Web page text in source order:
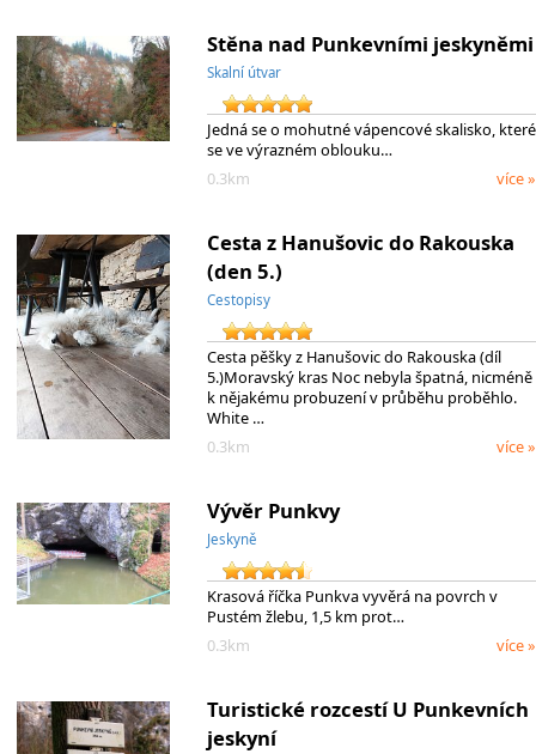
Stěna nad Punkevními jeskyněmi
Skalní útvar
Jedná se o mohutné vápencové skalisko, které
se ve výrazném oblouku…
0.3km
více »
Cesta z Hanušovic do Rakouska
(den 5.)
Cestopisy
Cesta pěšky z Hanušovic do Rakouska (díl
5.)Moravský kras Noc nebyla špatná, nicméně
k nějakému probuzení v průběhu proběhlo.
White …
0.3km
více »
Vývěr Punkvy
Jeskyně
Krasová říčka Punkva vyvěrá na povrch v
Pustém žlebu, 1,5 km prot…
0.3km
více »
Turistické rozcestí U Punkevních
jeskyní